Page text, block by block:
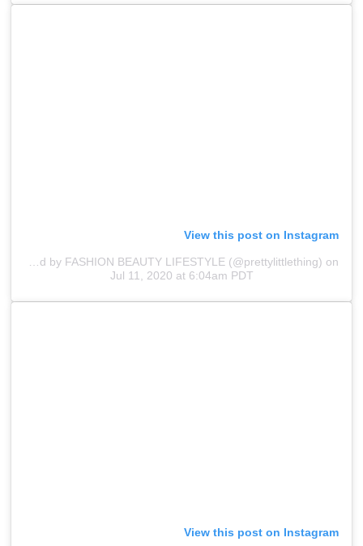
View this post on Instagram
on
Jul 11, 2020 at 6:04am PDT
View this post on Instagram